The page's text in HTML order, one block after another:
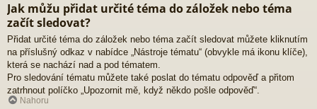
Jak můžu přidat určité téma do záložek nebo téma
začít sledovat?
Přidat určité téma do záložek nebo téma začít sledovat můžete kliknutím
na příslušný odkaz v nabídce „Nástroje tématu“ (obvykle má ikonu klíče),
která se nachází nad a pod tématem.
Pro sledování tématu můžete také poslat do tématu odpověď a přitom
zatrhnout políčko „Upozornit mě, když někdo pošle odpověď“.
Nahoru